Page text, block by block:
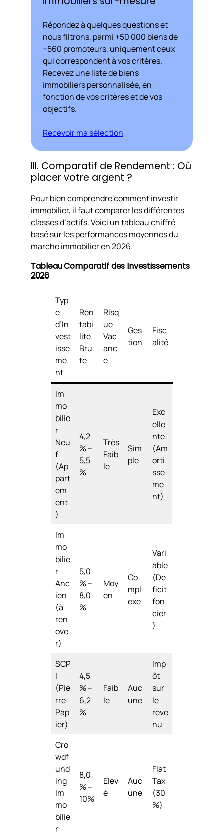
Répondez à quelques questions et
nous filtrons, parmi +50 000 biens de
+560 promoteurs, uniquement ceux
qui correspondent à vos critères.
Recevez une liste de biens
immobiliers personnalisée, en
fonction de vos critères et de vos
objectifs.
Recevoir ma sélection
III. Comparatif de Rendement : Où
placer votre argent ?
Pour bien comprendre comment investir
immobilier, il faut comparer les différentes
classes d’actifs. Voici un tableau chiffré
basé sur les performances moyennes du
marche immobilier en 2026.
Tableau Comparatif des Investissements
2026
Typ
e
d’In
vest
isse
me
nt
Ren
tabi
lité
Bru
te
Risq
ue
Vac
anc
e
Ges
tion
Fisc
alité
Im
mo
bilie
r
Neu
f
(Ap
part
em
ent
)
4,2
% –
5,5
%
Très
Faib
le
Sim
ple
Exc
elle
nte
(Am
orti
sse
me
nt)
Im
mo
bilie
r
Anc
ien
(à
rén
ove
r)
5,0
% –
8,0
%
Moy
en
Co
mpl
exe
Vari
able
(Dé
ficit
fon
cier
)
SCP
I
(Pie
rre
Pap
ier)
4,5
% –
6,2
%
Faib
le
Auc
une
Imp
ôt
sur
le
reve
nu
Cro
wdf
und
ing
Im
mo
bilie
r
8,0
% –
10%
Élev
é
Auc
une
Flat
Tax
(30
%)